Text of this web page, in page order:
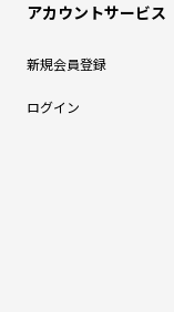
アカウントサービス
新規会員登録
ログイン